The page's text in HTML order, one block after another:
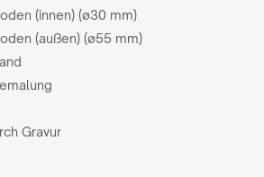
(innen) (ø30 mm)
(außen) (ø55 mm)
Gravur